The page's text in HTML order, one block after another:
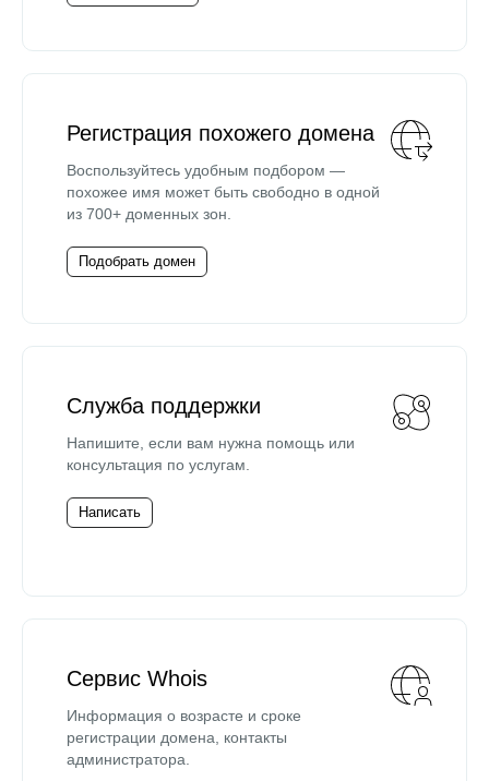
Регистрация похожего домена
Воспользуйтесь удобным подбором —
похожее имя может быть свободно в одной
из 700+ доменных зон.
Подобрать домен
Служба поддержки
Напишите, если вам нужна помощь или
консультация по услугам.
Написать
Сервис Whois
Информация о возрасте и сроке
регистрации домена, контакты
администратора.